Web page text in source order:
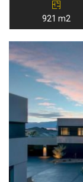
921 m2